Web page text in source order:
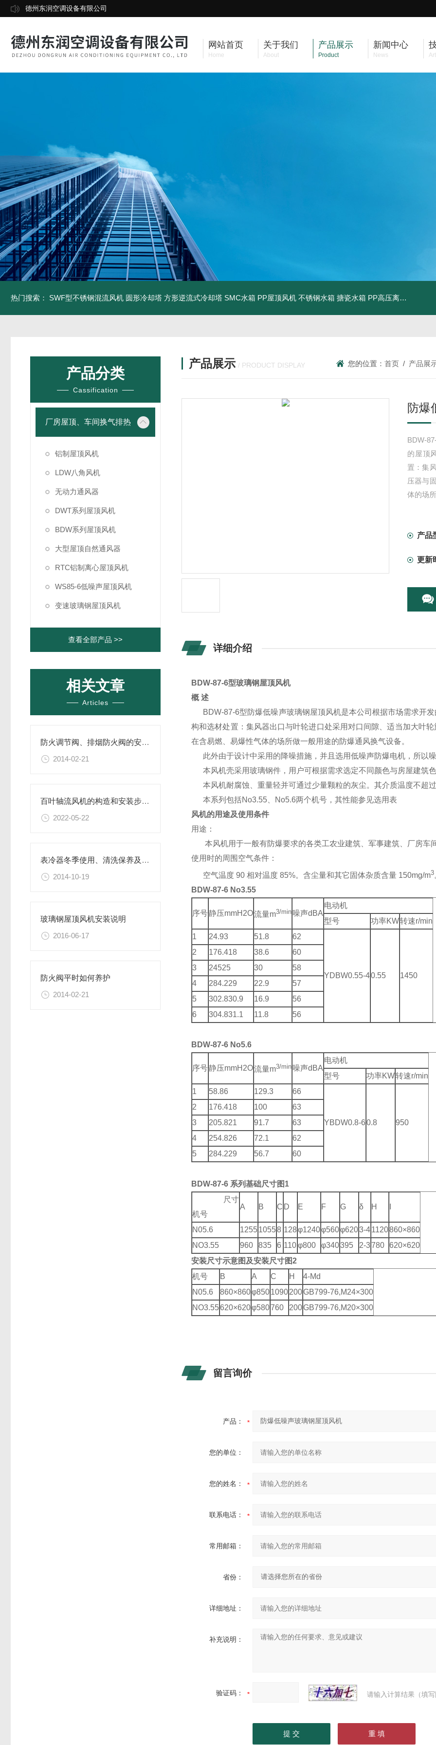
德州东润空调设备有限公司
网站首页
Home
关于我们
About
产品展示
Product
新闻中心
News
热门搜索： SWF型不锈钢混流风机 圆形冷却塔 方形逆流式冷却塔 SMC水箱 PP屋顶风机 不锈钢水箱 搪瓷水箱 PP高压离心风机
产品分类
Cassification
厂房屋顶、车间换气排热
铝制屋顶风机
LDW八角风机
无动力通风器
DWT系列屋顶风机
BDW系列屋顶风机
大型屋顶自然通风器
RTC铝制离心屋顶风机
WS85-6低噪声屋顶风机
变速玻璃钢屋顶风机
查看全部产品 >>
相关文章
Articles
防火调节阀、排烟防火阀的安装位置
2014-02-21
百叶轴流风机的构造和安装步骤介绍
2022-05-22
表冷器冬季使用、清洗保养及安全技术要求
2014-10-19
玻璃钢屋顶风机安装说明
2016-06-17
防火阀平时如何养护
2014-02-21
产品展示 / PRODUCT DISPLAY 您的位置：首页 / 产品展
防爆
BDW-
的屋顶
置：集
压器与
体的场
产品
更新
详细介绍
BDW-87-6型玻璃钢屋顶风机
概 述
BDW-87-6型防爆低噪声玻璃钢屋顶风机是本公司根据市场需求开
构和选材处置：集风器出口与叶轮进口处采用对口间隙、适当加大叶
在含易燃、易爆性气体的场所做一般用途的防爆通风换气设备。
此外由于设计中采用的降噪措施，并且选用低噪声防爆电机，所以噪
本风机壳采用玻璃钢件，用户可根据需求选定不同颜色与房屋建筑色
本风机耐腐蚀、重量轻并可通过少量颗粒的灰尘。其介质温度不超
本系列包括No3.55、No5.6两个机号，其性能参见选用表
风机的用途及使用条件
用途：
本风机用于一般有防爆要求的各类工农业建筑、军事建筑、厂房车
使用时的周围空气条件：
空气温度 90 相对温度 85%。含尘量和其它固体杂质含量 150mg/m3
BDW-87-6 No3.55
序号静压mmH2O流量m3/min 噪声dBA
电动机
型号
功率KW转速r/min
1
24.93 51.8 62
YDBW0.55-40.55 1450
2 176.418 38.6
60
3
24525 30
58
4
284.229 22.9
57
5
302.830.9 16.9
56
6
304.831.1 11.8 56
BDW-87-6 No5.6
序号静压mmH2O流量m3/min 噪声dBA
电动机
型号
功率KW转速r/min
1
58.86 129.3 66
YBDW0.8-60.8 950
2 176.418 100
63
3
205.821 91.7
63
4
254.826 72.1
62
5
284.229 56.7 60
BDW-87-6 系列基础尺寸图1
尺寸
机号
A B C D E F G δ H
N05.6 125510558 128φ1240φ560φ6203-41120860×860
NO3.55
960 835 6 110φ800 φ340395 2-3780 620×620
安装尺寸示意图及安装尺寸图2
机号
B A C H
4-Md
N05.6
860×860φ8501090200GB799-76,M24×300
NO3.55620×620φ580760 200GB799-76,M20×300
留言询价
产品：
您的单位：
您的姓名：
联系电话：
常用邮箱：
省份：
详细地址：
补充说明：
验证码： 请输入计算结果（填